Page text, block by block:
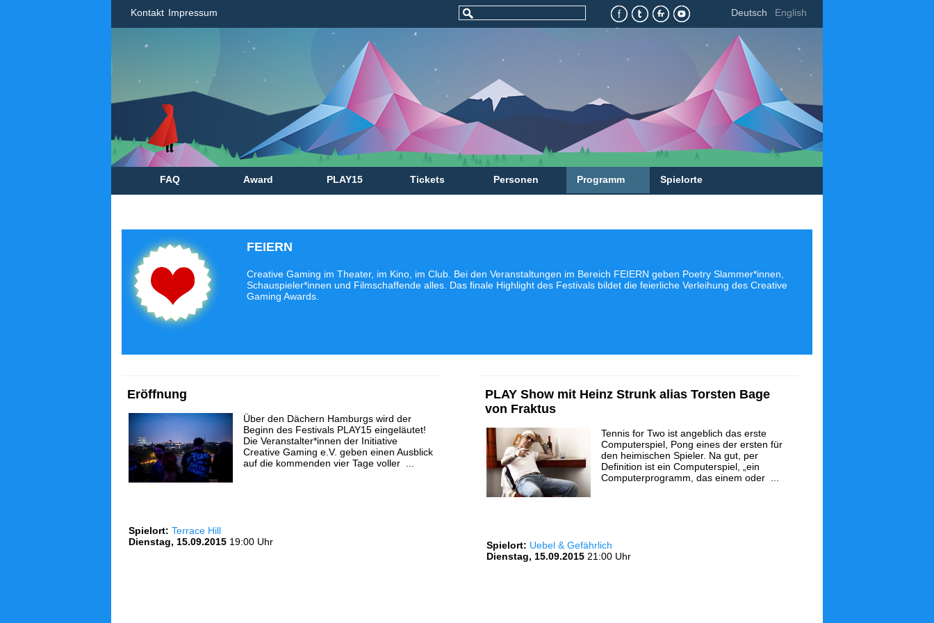
Deutsch English
Kontakt Impressum
FAQ Award PLAY15 Tickets Personen Programm Spielorte
FEIERN
Creative Gaming im Theater, im Kino, im Club. Bei den Veranstaltungen im Bereich FEIERN geben Poetry Slammer*innen,
Schauspieler*innen und Filmschaffende alles. Das finale Highlight des Festivals bildet die feierliche Verleihung des Creative
Gaming Awards.
Eröffnung
Über den Dächern Hamburgs wird der
Beginn des Festivals PLAY15 eingeläutet!
Die Veranstalter*innen der Initiative
Creative Gaming e.V. geben einen Ausblick
auf die kommenden vier Tage voller ...
Spielort: Terrace Hill
Dienstag, 15.09.2015 19:00 Uhr
PLAY Show mit Heinz Strunk alias Torsten Bage
von Fraktus
Tennis for Two ist angeblich das erste
Computerspiel, Pong eines der ersten für
den heimischen Spieler. Na gut, per
Definition ist ein Computerspiel, „ein
Computerprogramm, das einem oder ...
Spielort: Uebel & Gefährlich
Dienstag, 15.09.2015 21:00 Uhr